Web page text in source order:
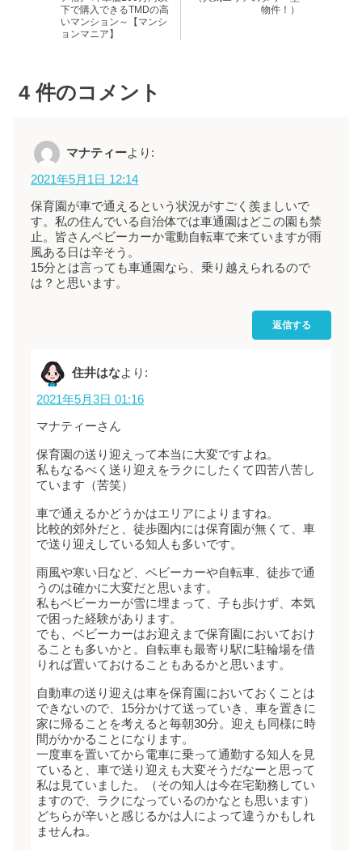
下で購入できるTMDの高
いマンション～【マンシ
ョンマニア】
物件！）
4 件のコメント
マナティーより:
2021年5月1日 12:14
保育園が車で通えるという状況がすごく羨ましいで
す。私の住んでいる自治体では車通園はどこの園も禁
止。皆さんベビーカーか電動自転車で来ていますが雨
風ある日は辛そう。
15分とは言っても車通園なら、乗り越えられるので
は？と思います。
返信する
住井はなより:
2021年5月3日 01:16
マナティーさん
保育園の送り迎えって本当に大変ですよね。
私もなるべく送り迎えをラクにしたくて四苦八苦し
ています（苦笑）
車で通えるかどうかはエリアによりますね。
比較的郊外だと、徒歩圏内には保育園が無くて、車
で送り迎えしている知人も多いです。
雨風や寒い日など、ベビーカーや自転車、徒歩で通
うのは確かに大変だと思います。
私もベビーカーが雪に埋まって、子も歩けず、本気
で困った経験があります。
でも、ベビーカーはお迎えまで保育園においておけ
ることも多いかと。自転車も最寄り駅に駐輪場を借
りれば置いておけることもあるかと思います。
自動車の送り迎えは車を保育園においておくことは
できないので、15分かけて送っていき、車を置きに
家に帰ることを考えると毎朝30分。迎えも同様に時
間がかかることになります。
一度車を置いてから電車に乗って通勤する知人を見
ていると、車で送り迎えも大変そうだなーと思って
私は見ていました。（その知人は今在宅勤務してい
ますので、ラクになっているのかなとも思います）
どちらが辛いと感じるかは人によって違うかもしれ
ませんね。